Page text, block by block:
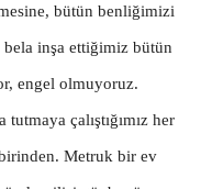
bütün benliğimizi
inşa ettiğimiz bütün
engel olmuyoruz.
çalıştığımız her
Metruk bir ev